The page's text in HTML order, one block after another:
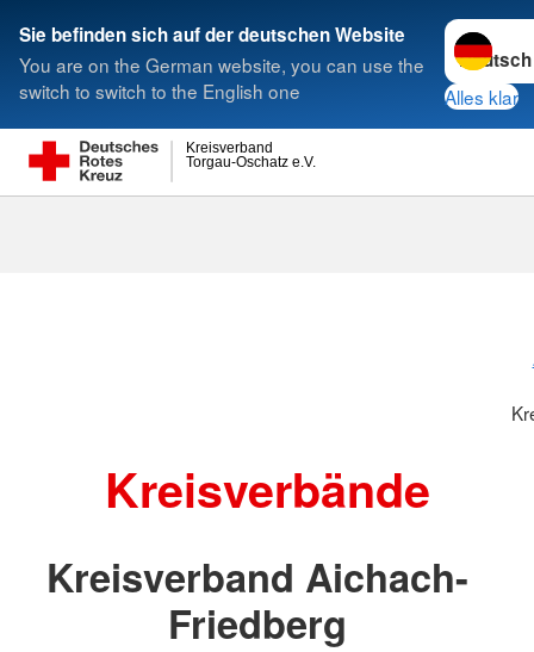
Sie befinden sich auf der deutschen Website
You are on the German website, you can use the
switch to switch to the English one
Sprache
Alles klar
Torgau-Oschatz e.V.
Kreisverband
Suche
Kreisverbände
Kreisverband Aichach-
Friedberg